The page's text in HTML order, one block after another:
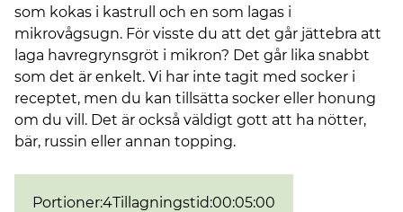
som kokas i kastrull och en som lagas i
mikrovågsugn. För visste du att det går jättebra att
laga havregrynsgröt i mikron? Det går lika snabbt
som det är enkelt. Vi har inte tagit med socker i
receptet, men du kan tillsätta socker eller honung
om du vill. Det är också väldigt gott att ha nötter,
bär, russin eller annan topping.
Portioner:4Tillagningstid:00:05:00